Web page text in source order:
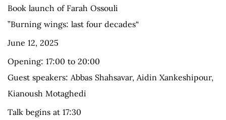
Book launch of Farah Ossouli
“Burning wings: last four decades”
June 12, 2025
Opening: 17:00 to 20:00
Guest speakers: Abbas Shahsavar, Aidin Xankeshipour,
Kianoush Motaghedi
Talk begins at 17:30